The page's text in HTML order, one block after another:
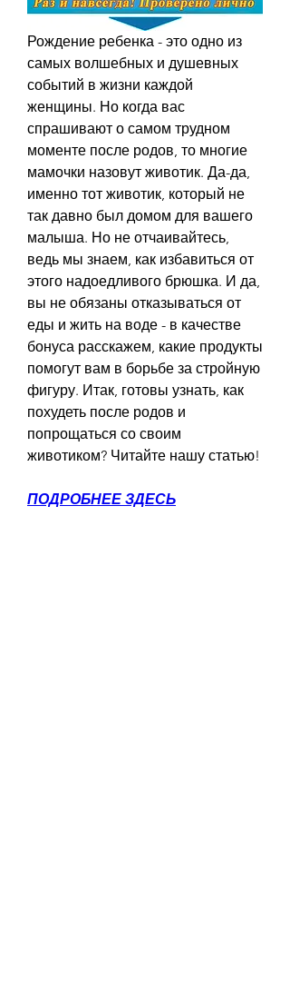
Рождение ребенка - это одно из
самых волшебных и душевных
событий в жизни каждой
женщины. Но когда вас
спрашивают о самом трудном
моменте после родов, то многие
мамочки назовут животик. Да-да,
именно тот животик, который не
так давно был домом для вашего
малыша. Но не отчаивайтесь,
ведь мы знаем, как избавиться от
этого надоедливого брюшка. И да,
вы не обязаны отказываться от
еды и жить на воде - в качестве
бонуса расскажем, какие продукты
помогут вам в борьбе за стройную
фигуру. Итак, готовы узнать, как
похудеть после родов и
попрощаться со своим
животиком? Читайте нашу статью!
ПОДРОБНЕЕ ЗДЕСЬ